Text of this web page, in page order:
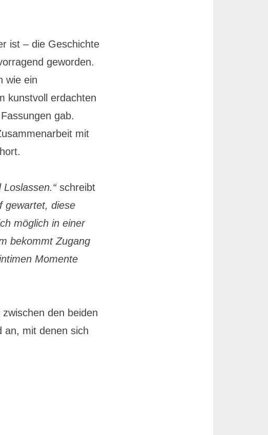
ist – die Geschichte
geworden.
wie ein
kunstvoll erdachten
gab.
mit
schreibt
gewartet, diese
möglich in einer
bekommt Zugang
Momente
den beiden
an, mit denen sich